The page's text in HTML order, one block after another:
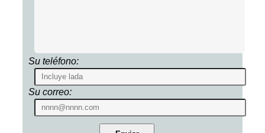
Su teléfono:
Su correo: